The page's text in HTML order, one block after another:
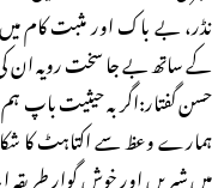
نڈر، بے باک اور مثبت کام
کے ساتھ بے جا سخت رویہ ان
حسن گفتار:اگر بہ حیثیت باپ
ہمارے وعظ سے اکتاہٹ کا
میں شیریں اور خوش گوار طریقہ